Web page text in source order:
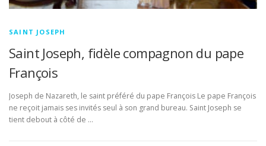
SAINT JOSEPH
Saint Joseph, fidèle compagnon du pape
François
Joseph de Nazareth, le saint préféré du pape François Le pape François
ne reçoit jamais ses invités seul à son grand bureau. Saint Joseph se
tient debout à côté de …